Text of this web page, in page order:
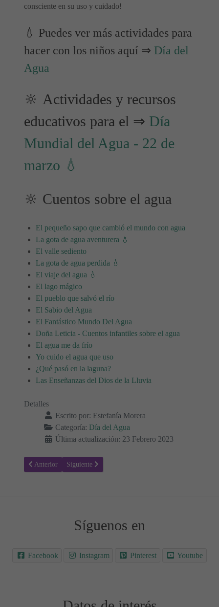
consciente en su uso y cuidado!
💧 Puedes ver más actividades para
hacer con los niños aquí ⇒ Día del
Agua
🔆 Actividades y recursos
educativos para el ⇒ Día
Mundial del Agua - 22 de
marzo 💧
🔆 Cuentos sobre el agua
El pequeño sapo que cambió el mundo con agua
La gota de agua aventurera 💧
El valle sediento
La gota de agua perdida 💧
El viaje del agua 💧
El lago mágico
El pueblo que salvó el río
El Sabio del Agua
El Fantástico Mundo Del Agua
Doña Leticia - Cuentos infantiles sobre el agua
El agua me da frío
Yo cuido el agua que uso
¿Qué pasó en la laguna?
Las Enseñanzas del Dios de la Lluvia
Detalles
Escrito por: Estefanía Morera
Categoría: Día del Agua
Última actualización: 23 Febrero 2023
Artículo anterior: Actividades para el día del agua con niños 💧
Anterior Artículo siguiente: Proyecto de investigación sobre el
Siguiente
Síguenos en
Facebook Instagram Pinterest Youtube